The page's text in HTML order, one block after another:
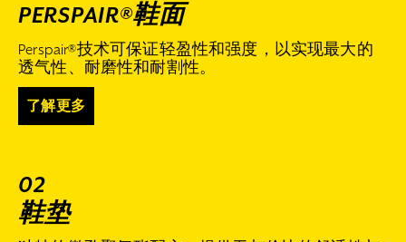
PERSPAIR®鞋面
Perspair®技术可保证轻盈性和强度，以实现最大的
透气性、耐磨性和耐割性。
了解更多
02
鞋垫